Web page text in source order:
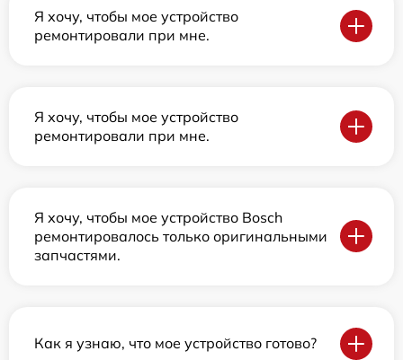
Я хочу, чтобы мое устройство
ремонтировали при мне.
Я хочу, чтобы мое устройство
ремонтировали при мне.
Я хочу, чтобы мое устройство Bosch
ремонтировалось только оригинальными
запчастями.
Как я узнаю, что мое устройство готово?